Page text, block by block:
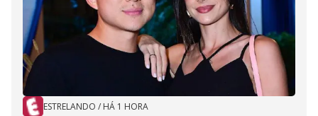
ESTRELANDO / HÁ 1 HORA